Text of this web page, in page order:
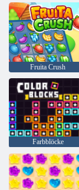
Fruita Crush
Farbblöcke